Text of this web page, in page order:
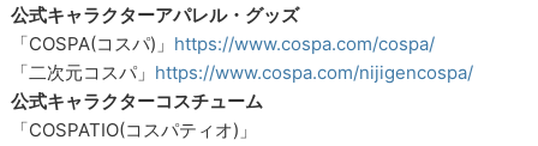
公式キャラクターアパレル・グッズ
「COSPA(コスパ)」 https://www.cospa.com/cospa/
「二次元コスパ」 https://www.cospa.com/nijigencospa/
公式キャラクターコスチューム
「COSPATIO(コスパティオ)」